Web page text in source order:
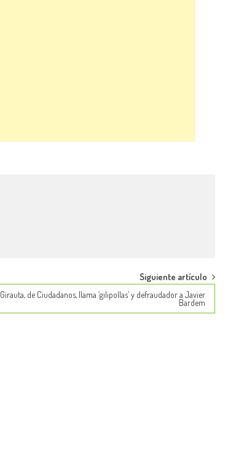
Siguiente artículo
Girauta, de Ciudadanos, llama ‘gilipollas’ y defraudador a Javier
Bardem